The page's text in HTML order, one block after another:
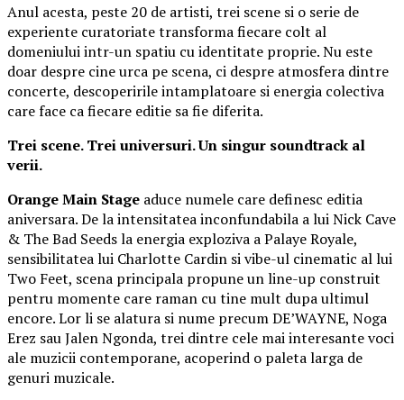
Anul acesta, peste 20 de artisti, trei scene si o serie de
experiente curatoriate transforma fiecare colt al
domeniului intr-un spatiu cu identitate proprie. Nu este
doar despre cine urca pe scena, ci despre atmosfera dintre
concerte, descoperirile intamplatoare si energia colectiva
care face ca fiecare editie sa fie diferita.
Trei scene. Trei universuri. Un singur soundtrack al
verii.
Orange Main Stage aduce numele care definesc editia
aniversara. De la intensitatea inconfundabila a lui Nick Cave
& The Bad Seeds la energia exploziva a Palaye Royale,
sensibilitatea lui Charlotte Cardin si vibe-ul cinematic al lui
Two Feet, scena principala propune un line-up construit
pentru momente care raman cu tine mult dupa ultimul
encore. Lor li se alatura si nume precum DE’WAYNE, Noga
Erez sau Jalen Ngonda, trei dintre cele mai interesante voci
ale muzicii contemporane, acoperind o paleta larga de
genuri muzicale.